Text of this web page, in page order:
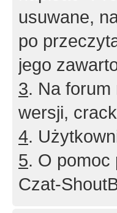
usuwane,
po
jego
3. Na forum
wersji,
4.
5. O pomoc
Czat-